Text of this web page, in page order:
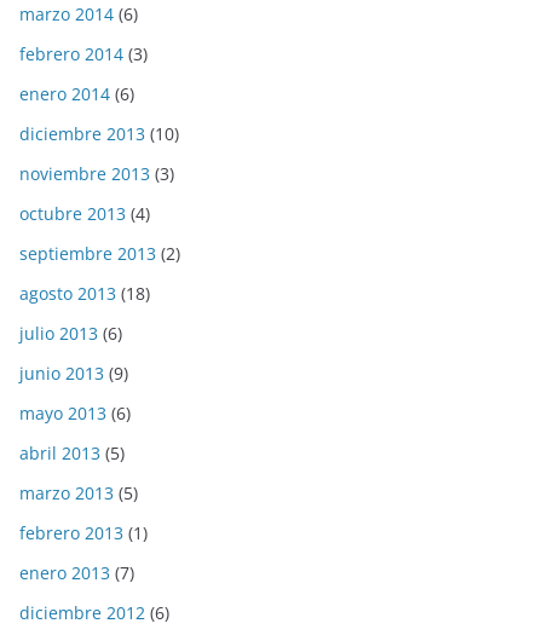
marzo 2014 (6)
febrero 2014 (3)
enero 2014 (6)
diciembre 2013 (10)
noviembre 2013 (3)
octubre 2013 (4)
septiembre 2013 (2)
agosto 2013 (18)
julio 2013 (6)
junio 2013 (9)
mayo 2013 (6)
abril 2013 (5)
marzo 2013 (5)
febrero 2013 (1)
enero 2013 (7)
diciembre 2012 (6)